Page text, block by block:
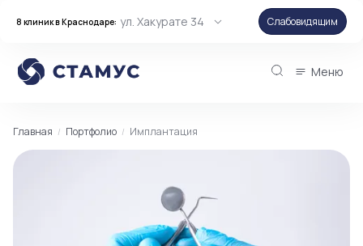
8 клиник в Краснодаре: ул. Хакурате 34 Слабовидящим
Меню
Главная Портфолио Имплантация